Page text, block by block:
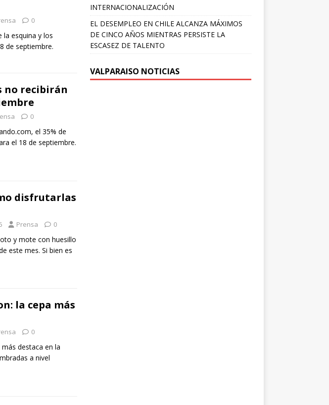
0
la esquina y los
de septiembre.
no recibirán
0
el 35% de
el 18 de septiembre.
disfrutarlas
Prensa 0
y mote con huesillo
este mes. Si bien es
la cepa más
0
destaca en la
a nivel
INTERNACIONALIZACIÓN
EL DESEMPLEO EN CHILE ALCANZA MÁXIMOS
DE CINCO AÑOS MIENTRAS PERSISTE LA
ESCASEZ DE TALENTO
VALPARAISO NOTICIAS